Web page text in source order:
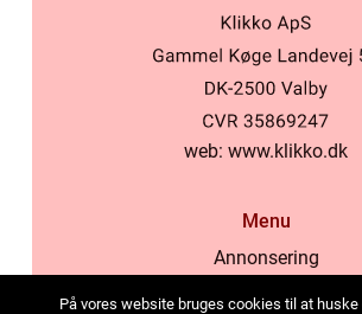
web: www.klikko.dk
Menu
Annonsering
På vores website bruges cookies til at huske